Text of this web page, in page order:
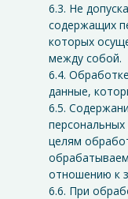
6.3. Не
содержащих
которых
между собой.
6.4.
данные,
6.5.
целям
отношению к
6.6. При